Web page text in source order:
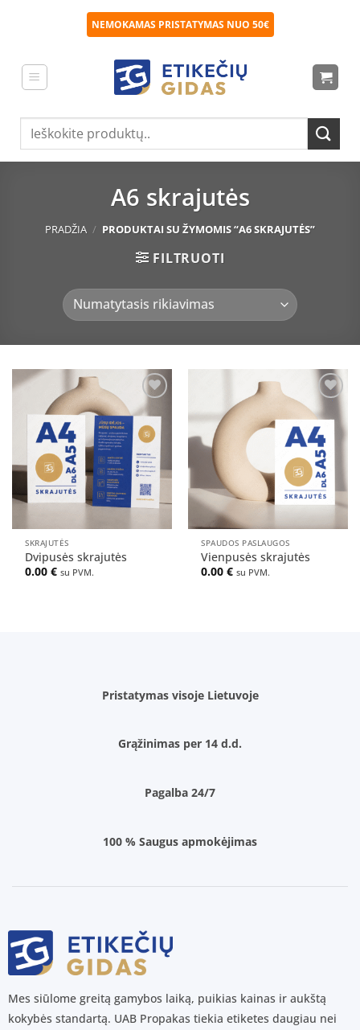
NEMOKAMAS PRISTATYMAS NUO 50€
Ieškoti:
A6 skrajutės
PRADŽIA / PRODUKTAI SU ŽYMOMIS “A6 SKRAJUTĖS”
FILTRUOTI
Pridėti
į norų
sąrašą
SKRAJUTĖS
Dvipusės skrajutės
0.00€ su PVM.
Pridėti
į norų
sąrašą
SPAUDOS PASLAUGOS
Vienpusės skrajutės
0.00€ su PVM.
Pristatymas visoje Lietuvoje
Grąžinimas per 14 d.d.
Pagalba 24/7
100 % Saugus apmokėjimas
Mes siūlome greitą gamybos laiką, puikias kainas ir aukštą
kokybės standartą. UAB Propakas tiekia etiketes daugiau nei